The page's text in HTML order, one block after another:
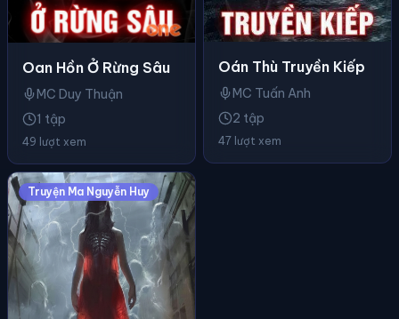
Oan Hồn Ở Rừng Sâu
MC Duy Thuận
1 tập
49 lượt xem
Oán Thù Truyền Kiếp
MC Tuấn Anh
2 tập
47 lượt xem
Truyện Ma Nguyễn Huy